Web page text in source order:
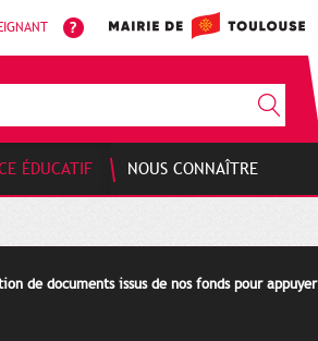
ÉDUCATIF NOUS CONNAÎTRE
de documents issus de nos fonds pour appuyer